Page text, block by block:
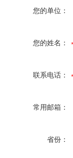
您的单位：
您的姓名：
联系电话：
常用邮箱：
省份：